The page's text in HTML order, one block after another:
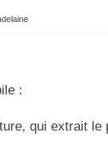
:
qui extrait